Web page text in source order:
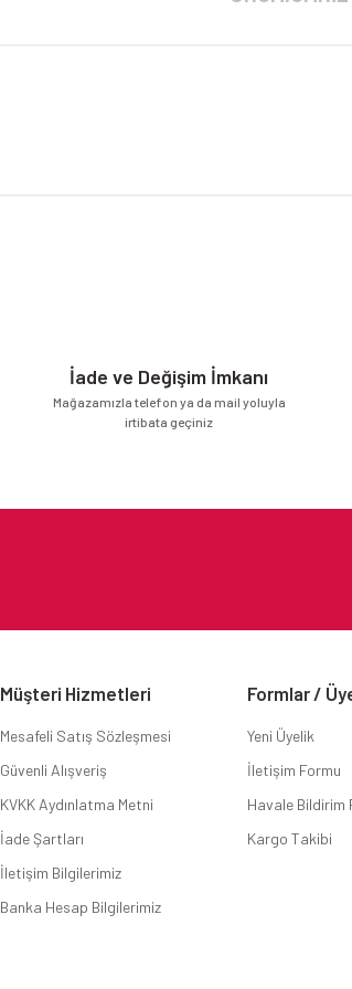
İade ve Değişim İmkanı
Mağazamızla telefon ya da mail yoluyla
irtibata geçiniz
Müşteri Hizmetleri
Mesafeli Satış Sözleşmesi
Güvenli Alışveriş
KVKK Aydınlatma Metni
İade Şartları
İletişim Bilgilerimiz
Banka Hesap Bilgilerimiz
Formlar /
Yeni Üyelik
İletişim Formu
Havale Bildirim
Kargo Takibi